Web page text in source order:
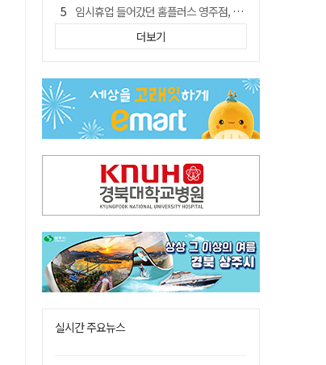
임시휴업 들어갔던 홈플러스 영주점, 7일 영업 재개…지하 1층만 운영
SK하이닉스, 주당 375원 분기 배당 공시…"3분기 중 주주환원 방안 확정"
신세계사이먼, 대구 아울렛 토지매매 계약 체결… 사업 본궤도
이의준 전 경북도 새마을봉사과장, 제28대 울릉군 부군수 취임
[매일희평] 이재명 안규백의 육사를 보는 논리
더보기
실시간 주요뉴스